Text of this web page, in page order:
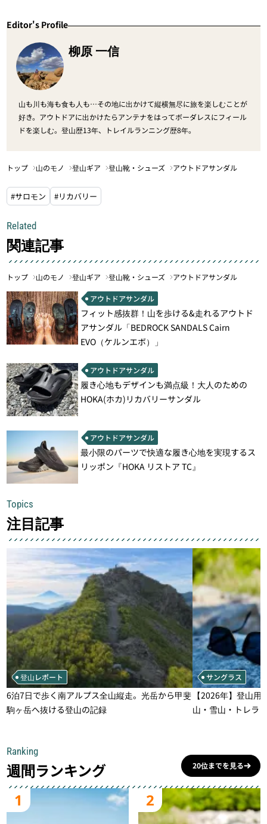
Editor's Profile
柳原 一信
山も川も海も食も人も…その地に出かけて縦横無尽に旅を楽しむことが
好き。アウトドアに出かけたらアンテナをはってボーダレスにフィール
ドを楽しむ。登山歴13年、トレイルランニング歴8年。
トップ 山のモノ 登山ギア 登山靴・シューズ アウトドアサンダル
#サロモン #リカバリー
Related
関連記事
トップ 山のモノ 登山ギア 登山靴・シューズ アウトドアサンダル
アウトドアサンダル
フィット感抜群！山を歩ける&走れるアウトド
アサンダル「BEDROCK SANDALS Cairn
EVO（ケルンエボ）」
アウトドアサンダル
履き心地もデザインも満点級！大人のための
HOKA(ホカ)リカバリーサンダル
アウトドアサンダル
最小限のパーツで快適な履き心地を実現するス
リッポン『HOKA リストア TC』
Topics
注目記事
登山レポート
6泊7日で歩く南アルプス全山縦走。光岳から甲斐
駒ヶ岳へ抜ける登山の記録
サングラス
【2026年】登山
山・雪山・トレラ
Ranking
週間ランキング 20位までを見る
1 2